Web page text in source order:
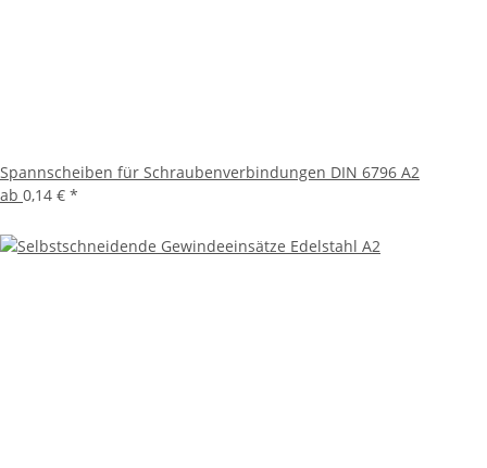
Spannscheiben für Schraubenverbindungen DIN 6796 A2
ab 0,14 € *